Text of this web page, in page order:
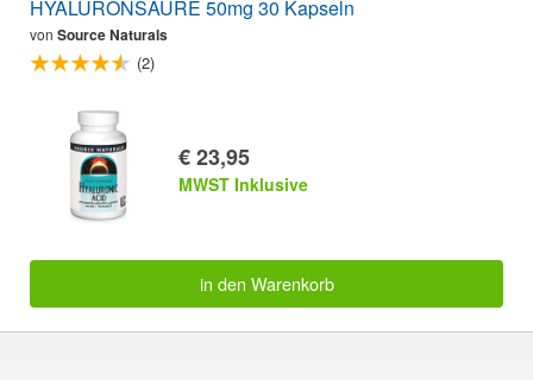
HYALURONSÄURE 50mg 30 Kapseln
von Source Naturals
(2)
€ 23,95
MWST Inklusive
in den Warenkorb